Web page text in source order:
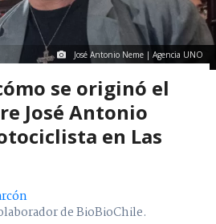
José Antonio Neme | Agencia UNO
se originó el
José Antonio
en Las
de BioBioChile.